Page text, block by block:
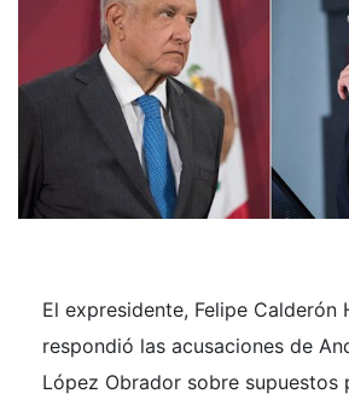
El expresidente, Felipe Calderón
respondió las acusaciones de
López Obrador sobre supuestos